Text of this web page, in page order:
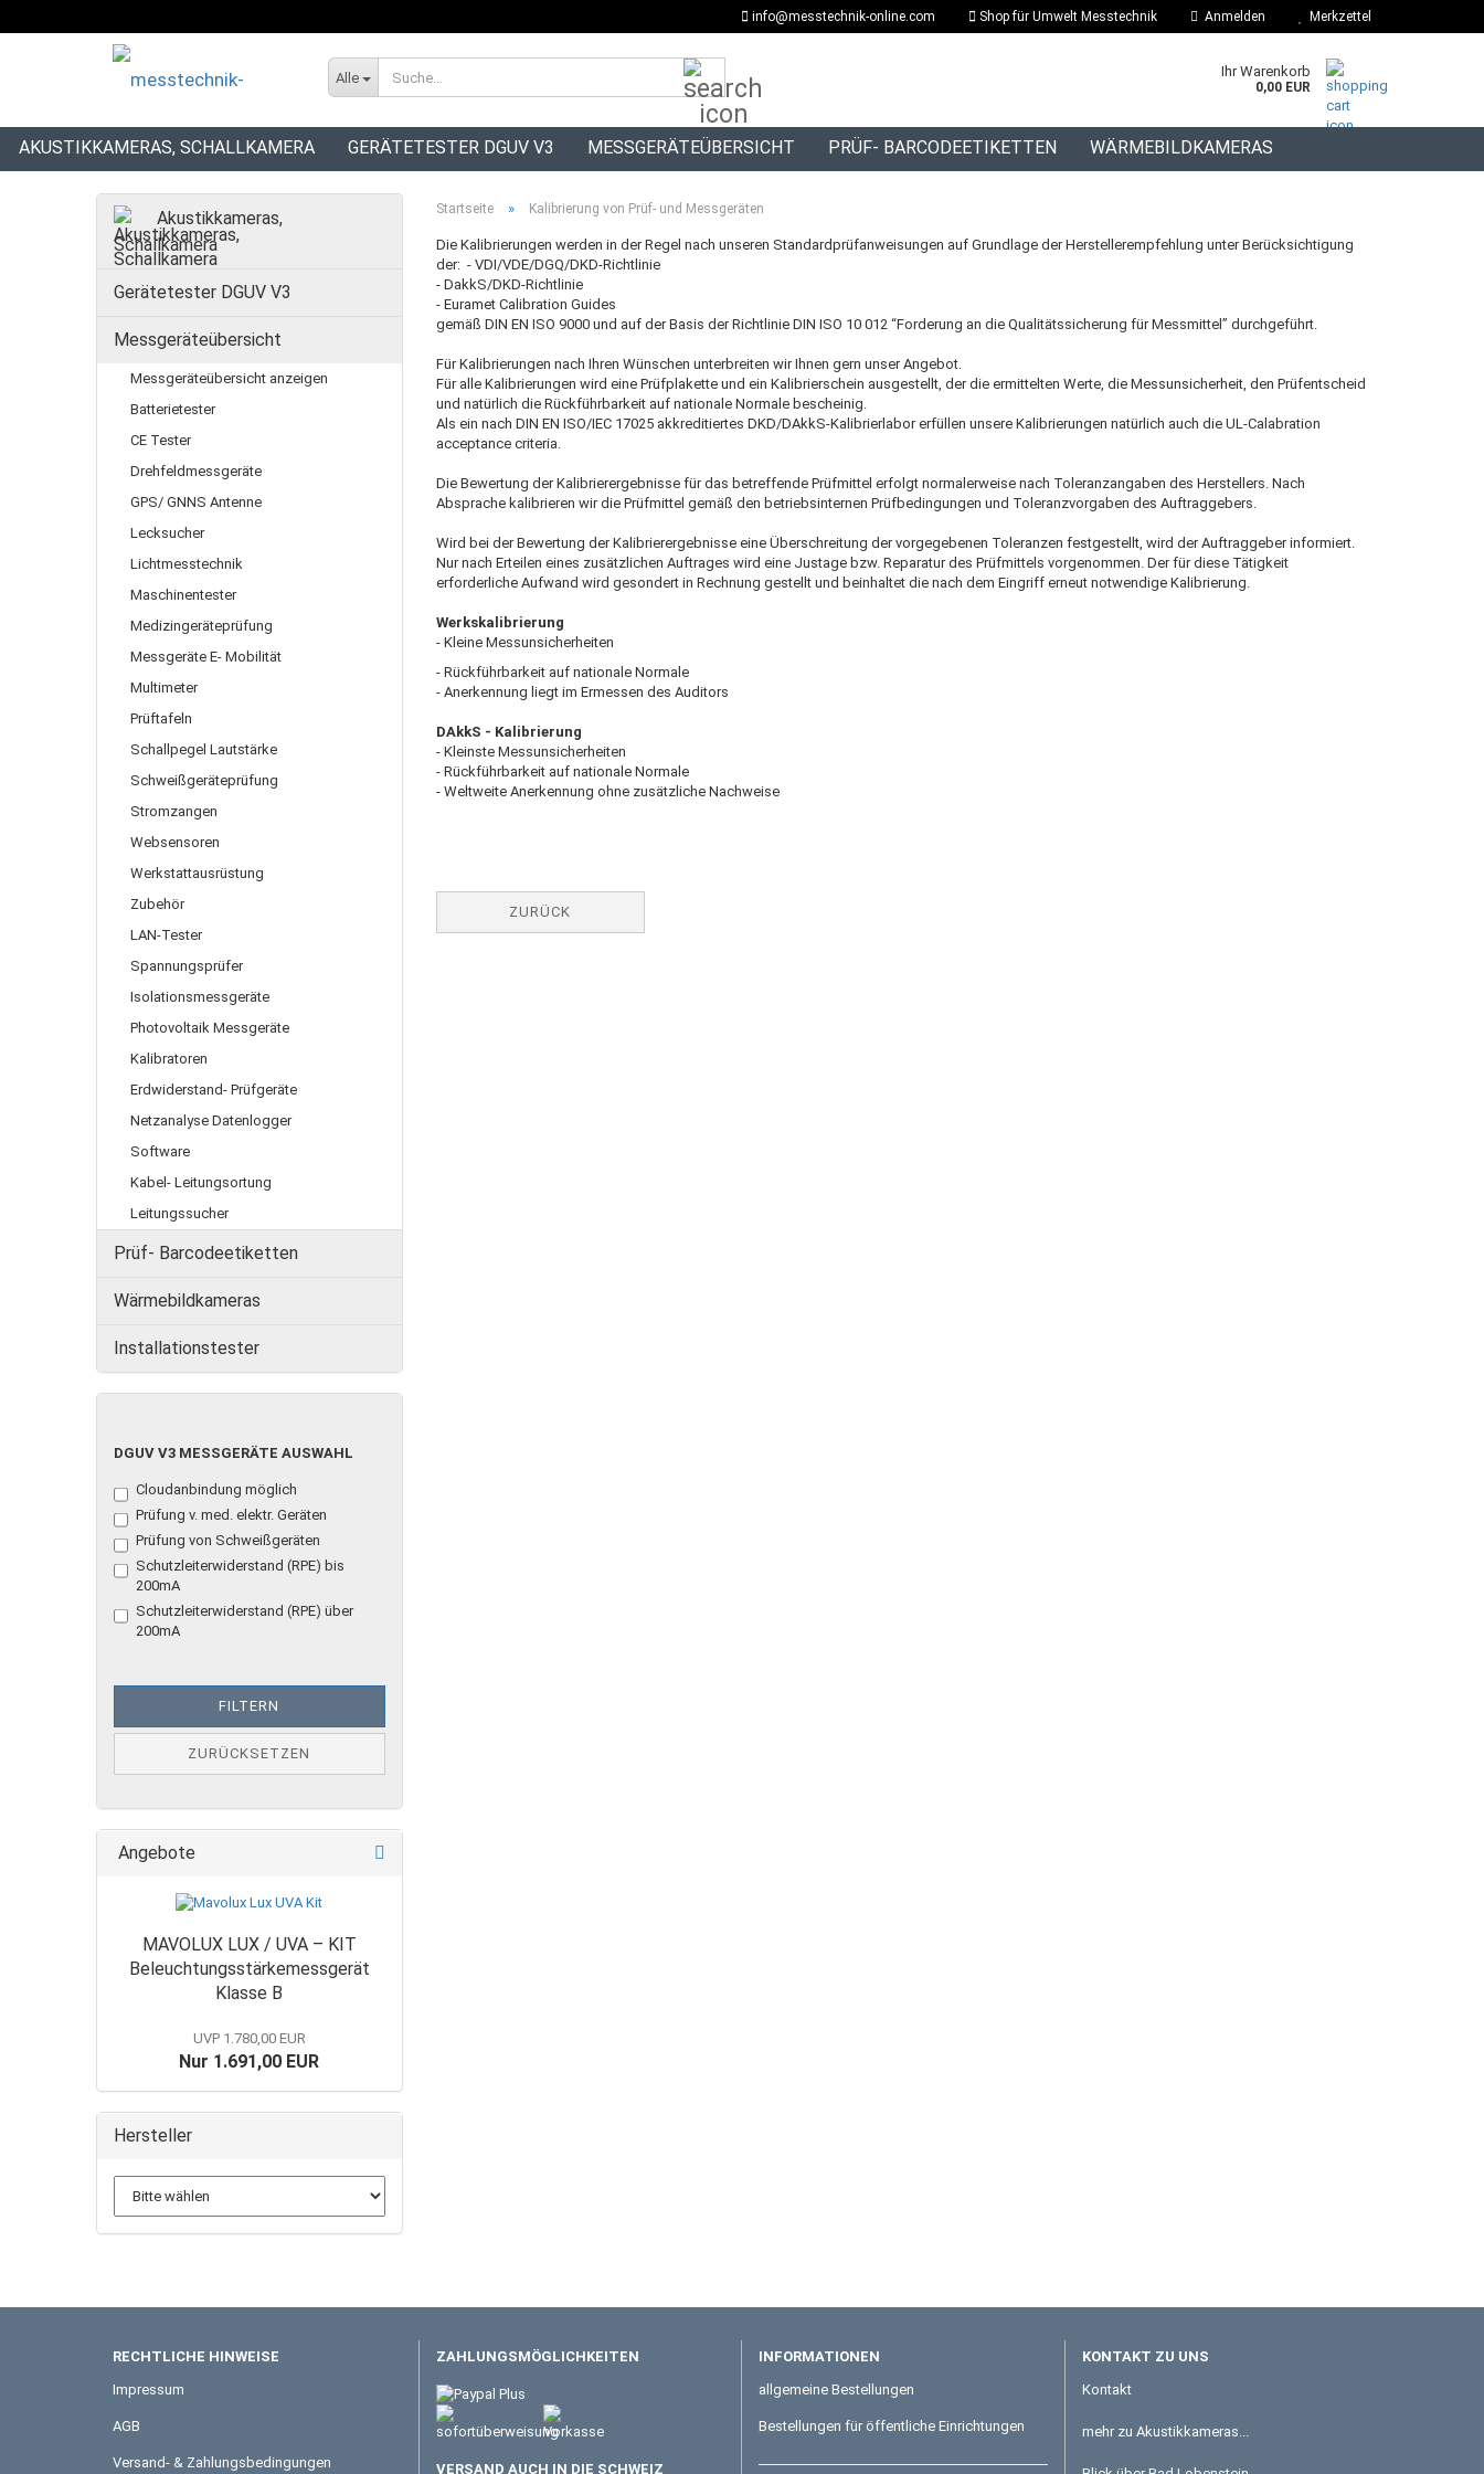
info@messtechnik-online.com Shop für Umwelt Messtechnik Anmelden Merkzettel
Alle Ihr Warenkorb
0,00 EUR
AKUSTIKKAMERAS, SCHALLKAMERA GERÄTETESTER DGUV V3 MESSGERÄTEÜBERSICHT PRÜF- BARCODEETIKETTEN WÄRMEBILDKAMERAS
INSTALLATIONSTESTER
Startseite » Kalibrierung von Prüf- und Messgeräten
Die Kalibrierungen werden in der Regel nach unseren Standardprüfanweisungen auf Grundlage der Herstellerempfehlung unter Berücksichtigung
der: - VDI/VDE/DGQ/DKD-Richtlinie
- DakkS/DKD-Richtlinie
- Euramet Calibration Guides
gemäß DIN EN ISO 9000 und auf der Basis der Richtlinie DIN ISO 10 012 “Forderung an die Qualitätssicherung für Messmittel” durchgeführt.
Für Kalibrierungen nach Ihren Wünschen unterbreiten wir Ihnen gern unser Angebot.
Für alle Kalibrierungen wird eine Prüfplakette und ein Kalibrierschein ausgestellt, der die ermittelten Werte, die Messunsicherheit, den Prüfentscheid
und natürlich die Rückführbarkeit auf nationale Normale bescheinig.
Als ein nach DIN EN ISO/IEC 17025 akkreditiertes DKD/DAkkS-Kalibrierlabor erfüllen unsere Kalibrierungen natürlich auch die UL-Calabration
acceptance criteria.
Die Bewertung der Kalibrierergebnisse für das betreffende Prüfmittel erfolgt normalerweise nach Toleranzangaben des Herstellers. Nach
Absprache kalibrieren wir die Prüfmittel gemäß den betriebsinternen Prüfbedingungen und Toleranzvorgaben des Auftraggebers.
Wird bei der Bewertung der Kalibrierergebnisse eine Überschreitung der vorgegebenen Toleranzen festgestellt, wird der Auftraggeber informiert.
Nur nach Erteilen eines zusätzlichen Auftrages wird eine Justage bzw. Reparatur des Prüfmittels vorgenommen. Der für diese Tätigkeit
erforderliche Aufwand wird gesondert in Rechnung gestellt und beinhaltet die nach dem Eingriff erneut notwendige Kalibrierung.
Werkskalibrierung
- Kleine Messunsicherheiten
- Rückführbarkeit auf nationale Normale
- Anerkennung liegt im Ermessen des Auditors
DAkkS - Kalibrierung
- Kleinste Messunsicherheiten
- Rückführbarkeit auf nationale Normale
- Weltweite Anerkennung ohne zusätzliche Nachweise
ZURÜCK
Akustikkameras,
Schallkamera
Gerätetester DGUV V3
Messgeräteübersicht
Messgeräteübersicht anzeigen
Batterietester
CE Tester
Drehfeldmessgeräte
GPS/ GNNS Antenne
Lecksucher
Lichtmesstechnik
Maschinentester
Medizingeräteprüfung
Messgeräte E- Mobilität
Multimeter
Prüftafeln
Schallpegel Lautstärke
Schweißgeräteprüfung
Stromzangen
Websensoren
Werkstattausrüstung
Zubehör
LAN-Tester
Spannungsprüfer
Isolationsmessgeräte
Photovoltaik Messgeräte
Kalibratoren
Erdwiderstand- Prüfgeräte
Netzanalyse Datenlogger
Software
Kabel- Leitungsortung
Leitungssucher
Prüf- Barcodeetiketten
Wärmebildkameras
Installationstester
DGUV
MESSGERÄTE
AUSWAHL
DGUV V3 MESSGERÄTE AUSWAHL
Cloudanbindung möglich
Prüfung v. med. elektr. Geräten
Prüfung von Schweißgeräten
Schutzleiterwiderstand (RPE) bis
200mA
Schutzleiterwiderstand (RPE) über
200mA
FILTERN
ZURÜCKSETZEN
Angebote
MAVOLUX LUX / UVA – KIT
Beleuchtungsstärkemessgerät
Klasse B
UVP 1.780,00 EUR
Nur 1.691,00 EUR
Hersteller
RECHTLICHE HINWEISE
Impressum
AGB
Versand- & Zahlungsbedingungen
ZAHLUNGSMÖGLICHKEITEN
VERSAND AUCH IN DIE SCHWEIZ
INFORMATIONEN
allgemeine Bestellungen
Bestellungen für öffentliche Einrichtungen
KONTAKT ZU UNS
Kontakt
mehr zu Akustikkameras...